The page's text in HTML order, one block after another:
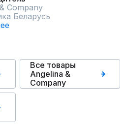
Сompany
Беларусь
Все товары
Angelina &
Сompany